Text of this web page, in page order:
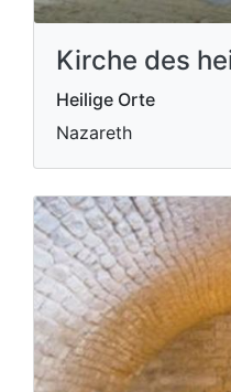
Kirche des
Heilige Orte
Nazareth